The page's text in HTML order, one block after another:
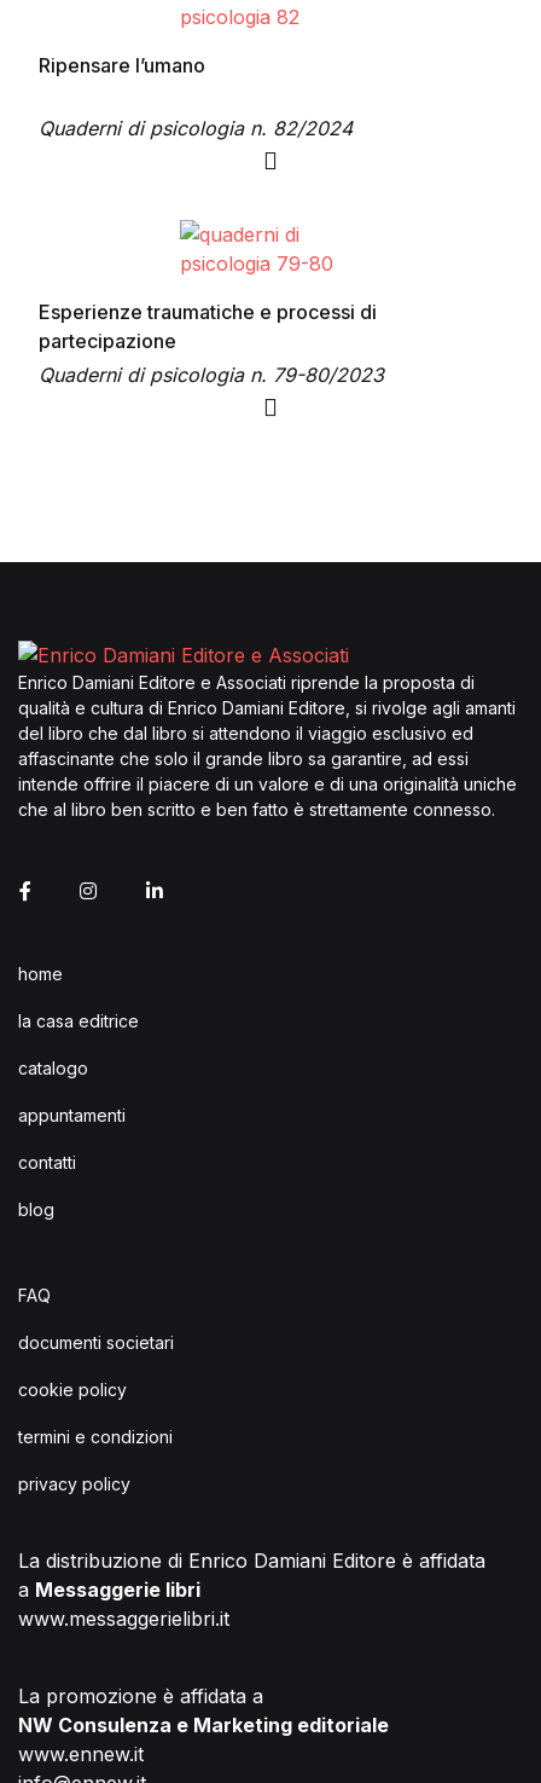
Ripensare l’umano
Quaderni di psicologia n. 82/2024
Questo prodotto ha più varianti. Le opzioni possono
Esperienze traumatiche e processi di
partecipazione
Quaderni di psicologia n. 79-80/2023
Questo prodotto ha più varianti. Le opzioni possono
Enrico Damiani Editore e Associati riprende la proposta di
qualità e cultura di Enrico Damiani Editore, si rivolge agli amanti
del libro che dal libro si attendono il viaggio esclusivo ed
affascinante che solo il grande libro sa garantire, ad essi
intende offrire il piacere di un valore e di una originalità uniche
che al libro ben scritto e ben fatto è strettamente connesso.
home
la casa editrice
catalogo
appuntamenti
contatti
blog
FAQ
documenti societari
cookie policy
termini e condizioni
privacy policy
La distribuzione di Enrico Damiani Editore è affidata
a Messaggerie libri
www.messaggerielibri.it
La promozione è affidata a
NW Consulenza e Marketing editoriale
www.ennew.it